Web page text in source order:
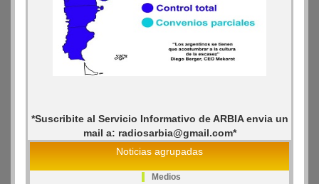
*Suscribite al Servicio Informativo de ARBIA envia un
mail a: radiosarbia@gmail.com*
Noticias agrupadas
Medios